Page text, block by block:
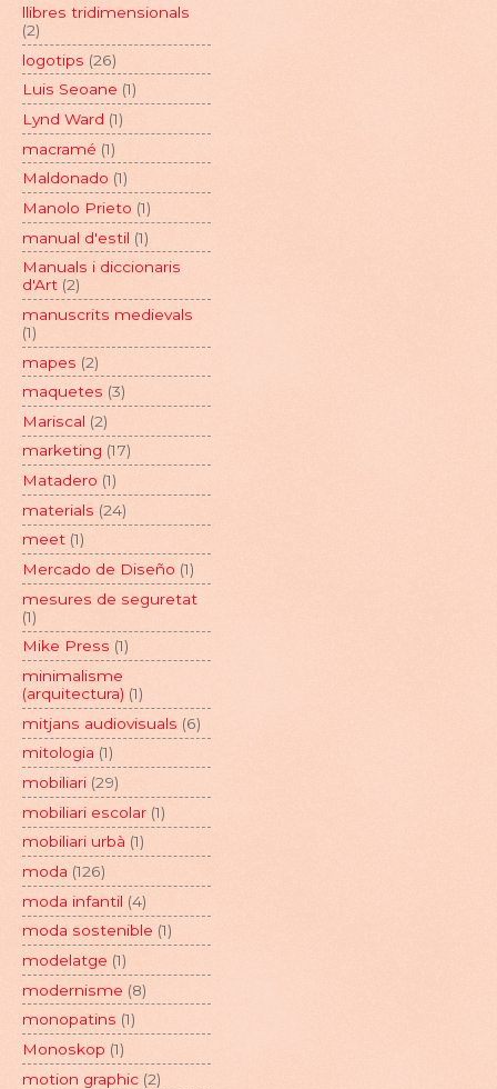
llibres tridimensionals
(2)
logotips (26)
Luis Seoane (1)
Lynd Ward (1)
macramé (1)
Maldonado (1)
Manolo Prieto (1)
manual d'estil (1)
Manuals i diccionaris
d'Art (2)
manuscrits medievals
(1)
mapes (2)
maquetes (3)
Mariscal (2)
marketing (17)
Matadero (1)
materials (24)
meet (1)
Mercado de Diseño (1)
mesures de seguretat
(1)
Mike Press (1)
minimalisme
(arquitectura) (1)
mitjans audiovisuals (6)
mitologia (1)
mobiliari (29)
mobiliari escolar (1)
mobiliari urbà (1)
moda (126)
moda infantil (4)
moda sostenible (1)
modelatge (1)
modernisme (8)
monopatins (1)
Monoskop (1)
motion graphic (2)